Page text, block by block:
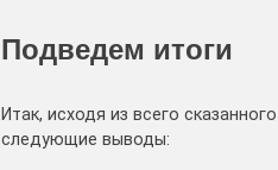
Подведем итоги
Итак, исходя из всего
следующие выводы: